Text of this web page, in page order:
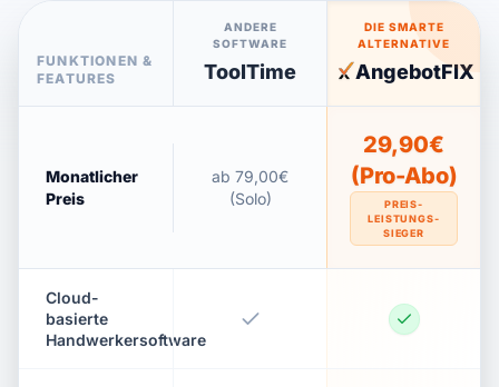
FUNKTIONEN &
FEATURES
ANDERE
SOFTWARE
ToolTime
DIE SMARTE
ALTERNATIVE
AngebotFIX
Monatlicher
Preis
ab 79,00€
(Solo)
29,90€
(Pro-Abo)
PREIS-
LEISTUNGS-
SIEGER
Cloud-
basierte
Handwerkersoftware